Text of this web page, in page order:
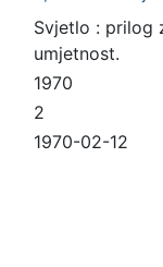
Svjetlo : prilog
umjetnost.
1970
2
1970-02-12